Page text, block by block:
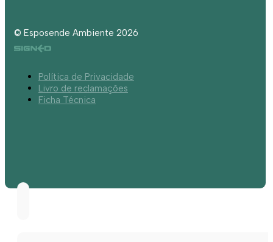
© Esposende Ambiente 2026
Política de Privacidade
Livro de reclamações
Ficha Técnica